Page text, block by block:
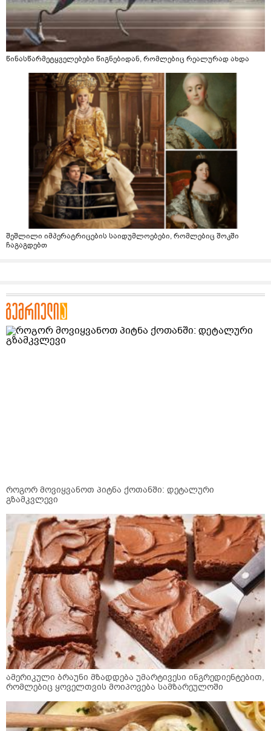
წინასწარმეტყველებები წიგნებიდან, რომლებიც რეალურად ახდა
შეშლილი იმპერატრიცების საიდუმლოებები, რომლებიც შოკში
ჩაგაგდებთ
როგორ მოვიყვანოთ პიტნა ქოთანში: დეტალური
გზამკვლევი
ამერიკული ბრაუნი მზადდება უმარტივესი ინგრედიენტებით,
რომლებიც ყოველთვის მოიპოვება სამზარეულოში